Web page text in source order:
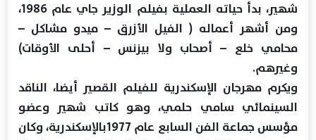
شهير، بدأ حياته العملية بفيلم الوزير جاي عام 1986،
ومن أشهر أعماله ( الفيل الأزرق – ميدو مشاكل –
محامي خلع – أصحاب ولا بيزنس – أحلى الأوقات)
وغيرهم.
ويكرم مهرجان الإسكندرية للفيلم القصير أيضا، الناقد
السينمائي سامي حلمي، وهو كاتب شهير وعضو
مؤسس جماعة الفن السابع عام 1977بالإسكندرية، وكان